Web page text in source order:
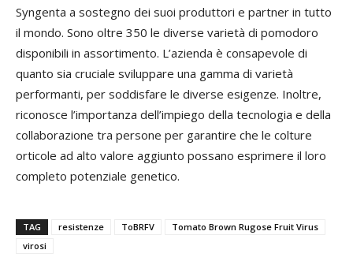
Syngenta a sostegno dei suoi produttori e partner in tutto
il mondo. Sono oltre 350 le diverse varietà di pomodoro
disponibili in assortimento. L’azienda è consapevole di
quanto sia cruciale sviluppare una gamma di varietà
performanti, per soddisfare le diverse esigenze. Inoltre,
riconosce l’importanza dell’impiego della tecnologia e della
collaborazione tra persone per garantire che le colture
orticole ad alto valore aggiunto possano esprimere il loro
completo potenziale genetico.
TAG resistenze ToBRFV
Tomato Brown Rugose Fruit Virus
virosi